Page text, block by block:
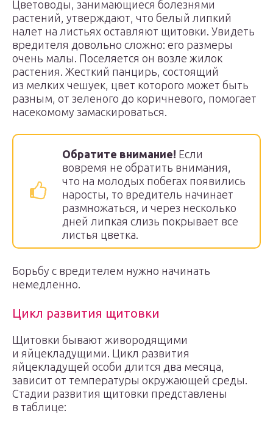
Цветоводы, занимающиеся болезнями
растений, утверждают, что белый липкий
налет на листьях оставляют щитовки. Увидеть
вредителя довольно сложно: его размеры
очень малы. Поселяется он возле жилок
растения. Жесткий панцирь, состоящий
из мелких чешуек, цвет которого может быть
разным, от зеленого до коричневого, помогает
насекомому замаскироваться.
Обратите внимание! Если
вовремя не обратить внимания,
что на молодых побегах появились
наросты, то вредитель начинает
размножаться, и через несколько
дней липкая слизь покрывает все
листья цветка.
Борьбу с вредителем нужно начинать
немедленно.
Цикл развития щитовки
Щитовки бывают живородящими
и яйцекладущими. Цикл развития
яйцекладущей особи длится два месяца,
зависит от температуры окружающей среды.
Стадии развития щитовки представлены
в таблице: